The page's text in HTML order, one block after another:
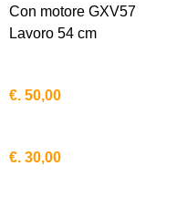
Con motore GXV57
Lavoro 54 cm
€. 50,00
€. 30,00